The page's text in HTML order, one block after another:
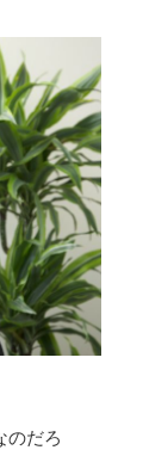
のだろ